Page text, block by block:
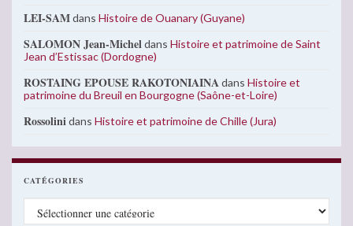
LEI-SAMdans Histoire de Ouanary (Guyane)
SALOMON Jean-Micheldans Histoire et patrimoine de Saint
Jean d’Estissac (Dordogne)
ROSTAING EPOUSE RAKOTONIAINAdans Histoire et
patrimoine du Breuil en Bourgogne (Saône-et-Loire)
Rossolinidans Histoire et patrimoine de Chille (Jura)
CATÉGORIES
Catégories